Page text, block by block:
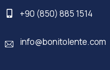
+90 (850) 885 1514
info@bonitolente.com